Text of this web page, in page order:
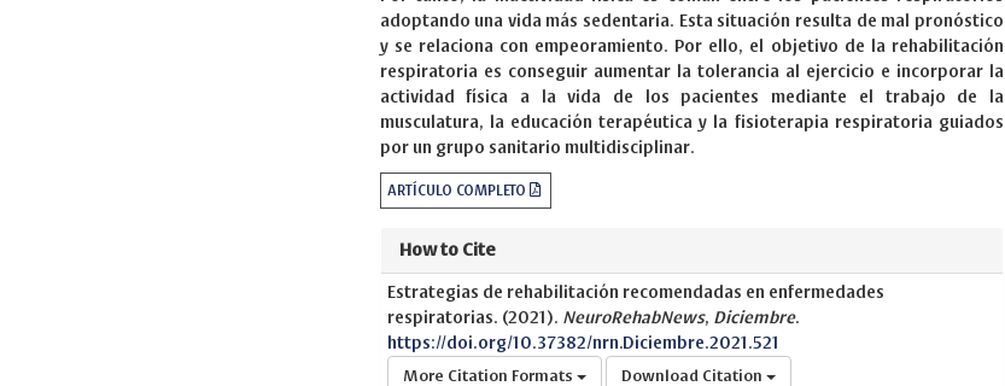
adoptando una vida más sedentaria. Esta situación resulta de mal pronóstico
y se relaciona con empeoramiento. Por ello, el objetivo de la rehabilitación
respiratoria es conseguir aumentar la tolerancia al ejercicio e incorporar la
actividad física a la vida de los pacientes mediante el trabajo de la
musculatura, la educación terapéutica y la fisioterapia respiratoria guiados
por un grupo sanitario multidisciplinar.
ARTÍCULO COMPLETO
How to Cite
Estrategias de rehabilitación recomendadas en enfermedades
respiratorias. (2021). NeuroRehabNews, Diciembre.
https://doi.org/10.37382/nrn.Diciembre.2021.521
More Citation Formats Download Citation